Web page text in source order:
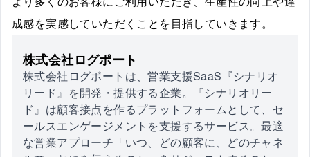
成感を実感していただくことを目指していきます。
株式会社ログポート
株式会社ログポートは、営業支援SaaS『シナリオ
リード』を開発・提供する企業。『シナリオリー
ド』は顧客接点を作るプラットフォームとして、セ
ールスエンゲージメントを支援するサービス。最適
な営業アプローチ「いつ、どの顧客に、どのチャネ